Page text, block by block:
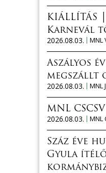
KIÁLLÍTÁS
Karnevál
2026.08.03.
MNL
Aszályos
megszállt
2026.08.03.
MNL
MNL
2026.08.03.
MNL
Száz éve
Gyula